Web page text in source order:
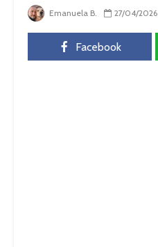
Emanuela B. 27/04/2026
Facebook